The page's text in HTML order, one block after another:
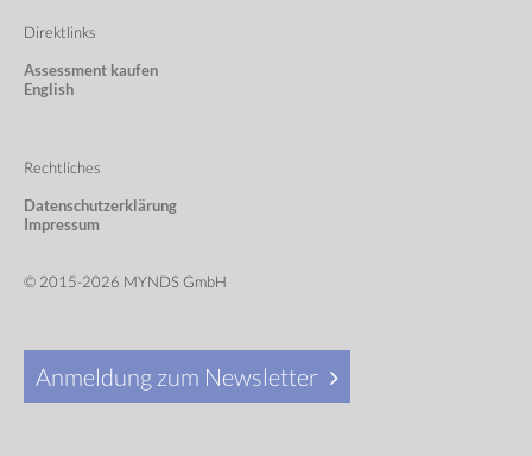
Direktlinks
Assessment kaufen
English
Rechtliches
Datenschutzerklärung
Impressum
© 2015-2026 MYNDS GmbH
Anmeldung zum Newsletter